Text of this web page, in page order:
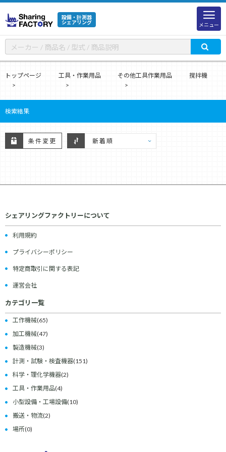
設備・計測器
シェアリング
メニュー
トップページ 工具・作業用品 その他工具作業用品 撹拌機
検索結果
条件変更
シェアリングファクトリーについて
利用規約
プライバシーポリシー
特定商取引に関する表記
運営会社
カテゴリ一覧
工作機械(65)
加工機械(47)
製造機械(3)
計測・試験・検査機器(151)
科学・理化学機器(2)
工具・作業用品(4)
小型設備・工場設備(10)
搬送・物流(2)
場所(0)